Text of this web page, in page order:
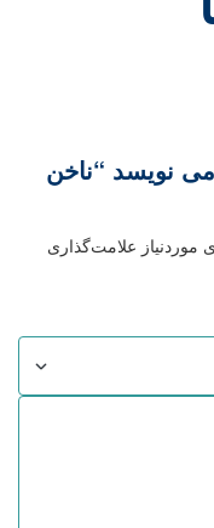
نویسد “ناخن
موردنیاز علامت‌گذاری